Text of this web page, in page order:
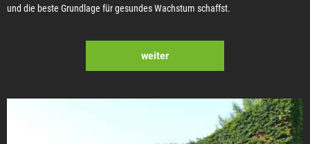
und die beste Grundlage für gesundes Wachstum schaffst.
weiter